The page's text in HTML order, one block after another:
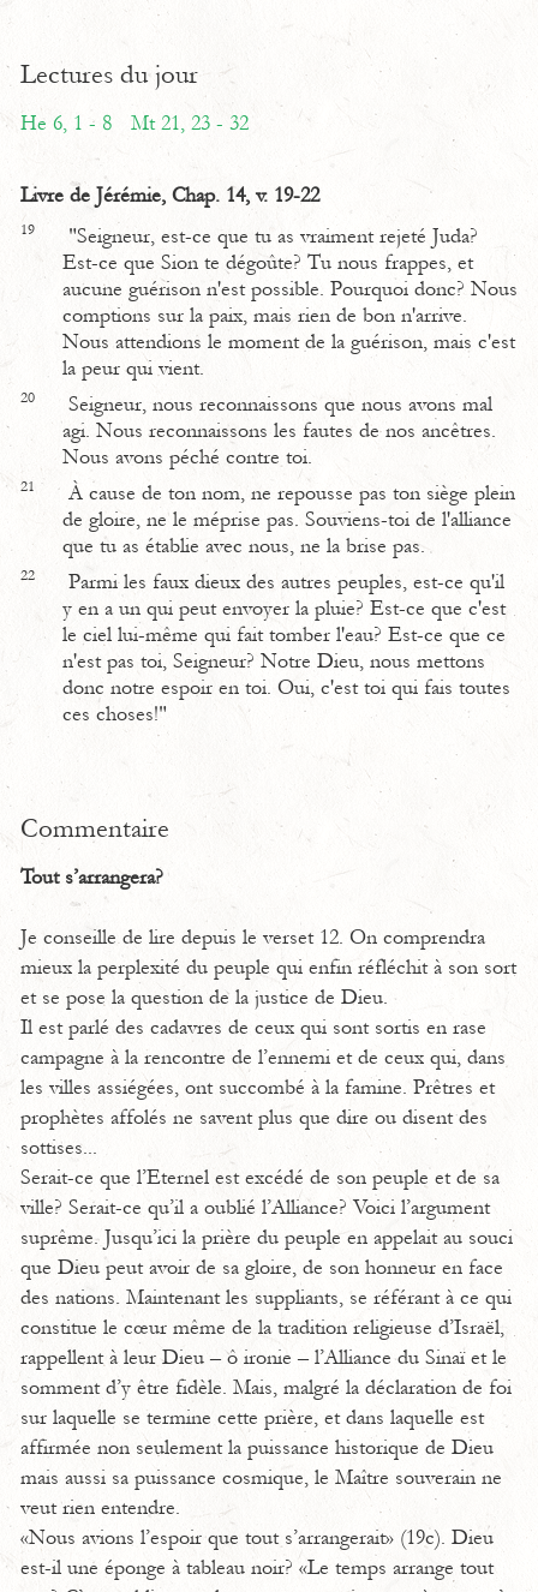
Lectures du jour
He 6, 1 - 8 Mt 21, 23 - 32
Livre de Jérémie, Chap. 14, v. 19-22
19
"Seigneur, est-ce que tu as vraiment rejeté Juda?
Est-ce que Sion te dégoûte? Tu nous frappes, et
aucune guérison n'est possible. Pourquoi donc? Nous
comptions sur la paix, mais rien de bon n'arrive.
Nous attendions le moment de la guérison, mais c'est
la peur qui vient.
20
Seigneur, nous reconnaissons que nous avons mal
agi. Nous reconnaissons les fautes de nos ancêtres.
Nous avons péché contre toi.
21
À cause de ton nom, ne repousse pas ton siège plein
de gloire, ne le méprise pas. Souviens-toi de l'alliance
que tu as établie avec nous, ne la brise pas.
22
Parmi les faux dieux des autres peuples, est-ce qu'il
y en a un qui peut envoyer la pluie? Est-ce que c'est
le ciel lui-même qui fait tomber l'eau? Est-ce que ce
n'est pas toi, Seigneur? Notre Dieu, nous mettons
donc notre espoir en toi. Oui, c'est toi qui fais toutes
ces choses!"
Commentaire
Tout s’arrangera?
Je conseille de lire depuis le verset 12. On comprendra
mieux la perplexité du peuple qui enfin réfléchit à son sort
et se pose la question de la justice de Dieu.
Il est parlé des cadavres de ceux qui sont sortis en rase
campagne à la rencontre de l’ennemi et de ceux qui, dans
les villes assiégées, ont succombé à la famine. Prêtres et
prophètes affolés ne savent plus que dire ou disent des
sottises...
Serait-ce que l’Eternel est excédé de son peuple et de sa
ville? Serait-ce qu’il a oublié l’Alliance? Voici l’argument
suprême. Jusqu’ici la prière du peuple en appelait au souci
que Dieu peut avoir de sa gloire, de son honneur en face
des nations. Maintenant les suppliants, se référant à ce qui
constitue le cœur même de la tradition religieuse d’Israël,
rappellent à leur Dieu – ô ironie – l’Alliance du Sinaï et le
somment d’y être fidèle. Mais, malgré la déclaration de foi
sur laquelle se termine cette prière, et dans laquelle est
affirmée non seulement la puissance historique de Dieu
mais aussi sa puissance cosmique, le Maître souverain ne
veut rien entendre.
«Nous avions l’espoir que tout s’arrangerait» (19c). Dieu
est-il une éponge à tableau noir? «Le temps arrange tout